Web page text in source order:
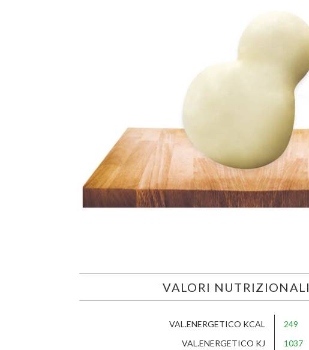
VALORI NUTRIZIONALI
VAL.ENERGETICO KCAL
249
VAL.ENERGETICO KJ
1037